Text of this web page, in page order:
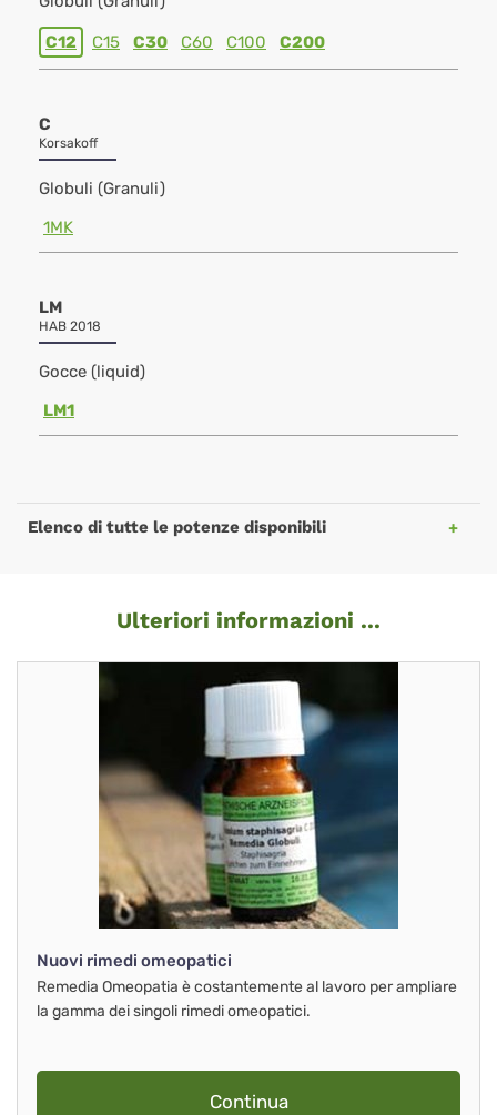
C12 C15 C30 C60 C100 C200
C
Korsakoff
Globuli (Granuli)
1MK
LM
HAB 2018
Gocce (liquid)
LM1
Elenco di tutte le potenze disponibili
Ulteriori informazioni ...
Nuovi rimedi omeopatici
Remedia Omeopatia è costantemente al lavoro per ampliare
la gamma dei singoli rimedi omeopatici.
Continua